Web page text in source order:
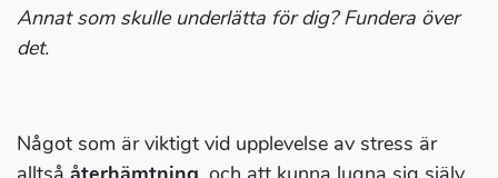
Annat som skulle underlätta för dig? Fundera över
det.
Något som är viktigt vid upplevelse av stress är